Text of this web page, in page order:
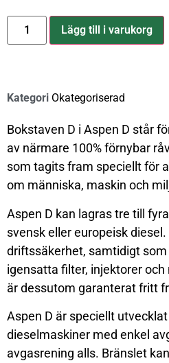
Lägg till i varukorg
Kategori Okategoriserad
Bokstaven D i Aspen D står
av närmare 100% förnybar
som tagits fram speciellt för
om människa, maskin och
Aspen D kan lagras tre till
svensk eller europeisk
driftssäkerhet, samtidigt
igensatta filter, injektorer
är dessutom garanterat fritt
Aspen D är speciellt
dieselmaskiner med enkel
avgasrening alls. Bränslet